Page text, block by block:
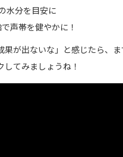
水分を目安に
声帯を健やかに！
果が出ないな」と感じたら、
てみましょうね！